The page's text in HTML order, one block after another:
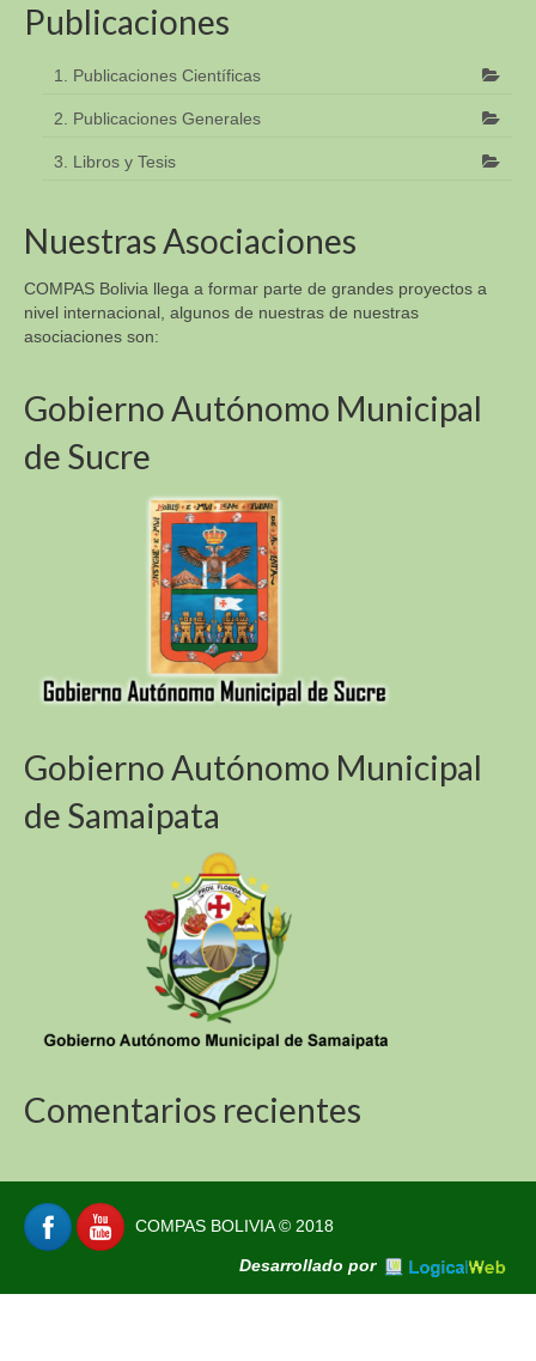
Publicaciones
1. Publicaciones Científicas
2. Publicaciones Generales
3. Libros y Tesis
Nuestras Asociaciones
COMPAS Bolivia llega a formar parte de grandes proyectos a
nivel internacional, algunos de nuestras de nuestras
asociaciones son:
Gobierno Autónomo Municipal
de Sucre
Gobierno Autónomo Municipal
de Samaipata
Comentarios recientes
COMPAS BOLIVIA © 2018
Desarrollado por